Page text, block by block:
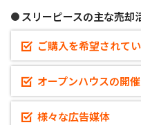
スリーピースの主な売却
ご購入を希望されて
オープンハウスの開催
様々な広告媒体